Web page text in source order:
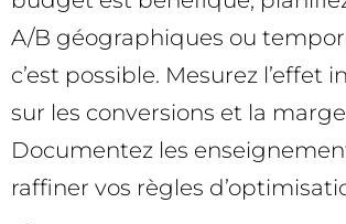
A/B géographiques ou
c’est possible. Mesurez l’effet
sur les conversions et la
Documentez les
raffiner vos règles